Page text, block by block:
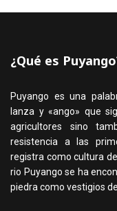
¿Qué es
Puyango es una
lanza y «ango» que
agricultores sino
resistencia a las
registra como cultura
rio Puyango se ha
piedra como vestigios